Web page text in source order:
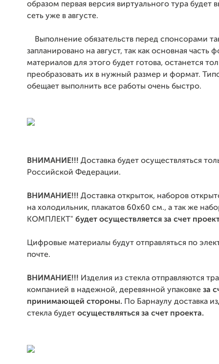
образом первая версия виртуального тура будет
сеть уже в августе.
Выполнение обязательств перед спонсорами
запланировано на август, так как основная часть
материалов для этого будет готова, останется
преобразовать их в нужный размер и формат.
обещает выполнить все работы очень быстро.
ВНИМАНИЕ!!! Доставка будет осуществляться
Российской Федерации.
ВНИМАНИЕ!!! Доставка открыток, наборов
на холодильник, плакатов 60х60 см., а так же
КОМПЛЕКТ" будет осуществляется за счет
Цифровые материалы будут отправляться по
почте.
ВНИМАНИЕ!!! Изделия из стекла отправляются
компанией в надежной, деревянной упаковке за
принимающей стороны. По Барнаулу доставка
стекла будет осуществляться за счет проекта.